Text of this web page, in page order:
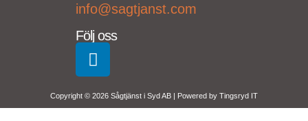
info@sagtjanst.com
Följ oss
Copyright © 2026 Sågtjänst i Syd AB | Powered by Tingsryd IT